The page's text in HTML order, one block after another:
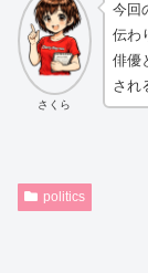
さくら
今回
伝わ
俳優
され
politics